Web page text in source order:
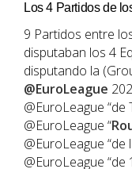
Los 4 Partidos de
9 Partidos entre
disputaban los 4
disputando la
@EuroLeague
@EuroLeague
@EuroLeague “
@EuroLeague “de
@EuroLeague “de